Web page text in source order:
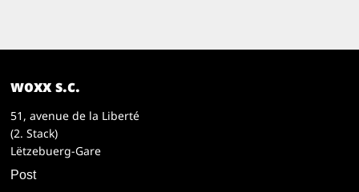
woxx s.c.
51, avenue de la Liberté
(2. Stack)
Lëtzebuerg-Gare
Post